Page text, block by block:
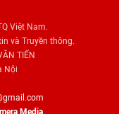
Việt Nam.
và Truyền thông.
TIẾN
Nội
Media